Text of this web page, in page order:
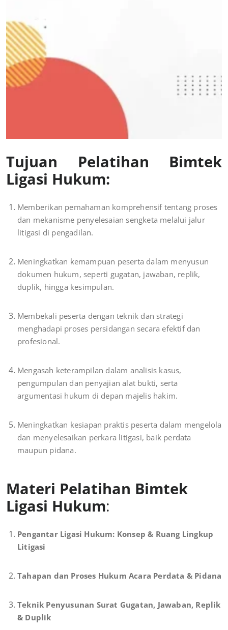
Tujuan Pelatihan Bimtek
Ligasi Hukum:
Memberikan pemahaman komprehensif tentang proses
dan mekanisme penyelesaian sengketa melalui jalur
litigasi di pengadilan.
Meningkatkan kemampuan peserta dalam menyusun
dokumen hukum, seperti gugatan, jawaban, replik,
duplik, hingga kesimpulan.
Membekali peserta dengan teknik dan strategi
menghadapi proses persidangan secara efektif dan
profesional.
Mengasah keterampilan dalam analisis kasus,
pengumpulan dan penyajian alat bukti, serta
argumentasi hukum di depan majelis hakim.
Meningkatkan kesiapan praktis peserta dalam mengelola
dan menyelesaikan perkara litigasi, baik perdata
maupun pidana.
Materi Pelatihan Bimtek
Ligasi Hukum:
Pengantar Ligasi Hukum: Konsep & Ruang Lingkup
Litigasi
Tahapan dan Proses Hukum Acara Perdata & Pidana
Teknik Penyusunan Surat Gugatan, Jawaban, Replik
& Duplik